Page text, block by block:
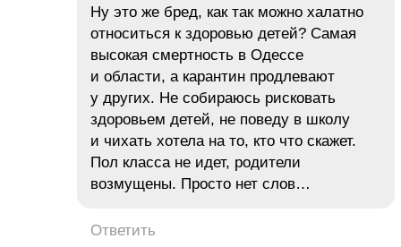
Ну это же бред, как так можно халатно
относиться к здоровью детей? Самая
высокая смертность в Одессе
и области, а карантин продлевают
у других. Не собираюсь рисковать
здоровьем детей, не поведу в школу
и чихать хотела на то, кто что скажет.
Пол класса не идет, родители
возмущены. Просто нет слов…
Ответить